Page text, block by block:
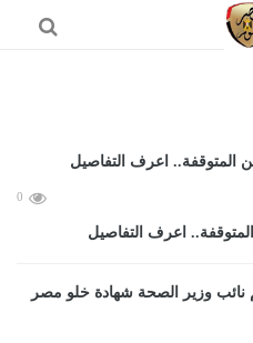
0
اعرف التفاصيل